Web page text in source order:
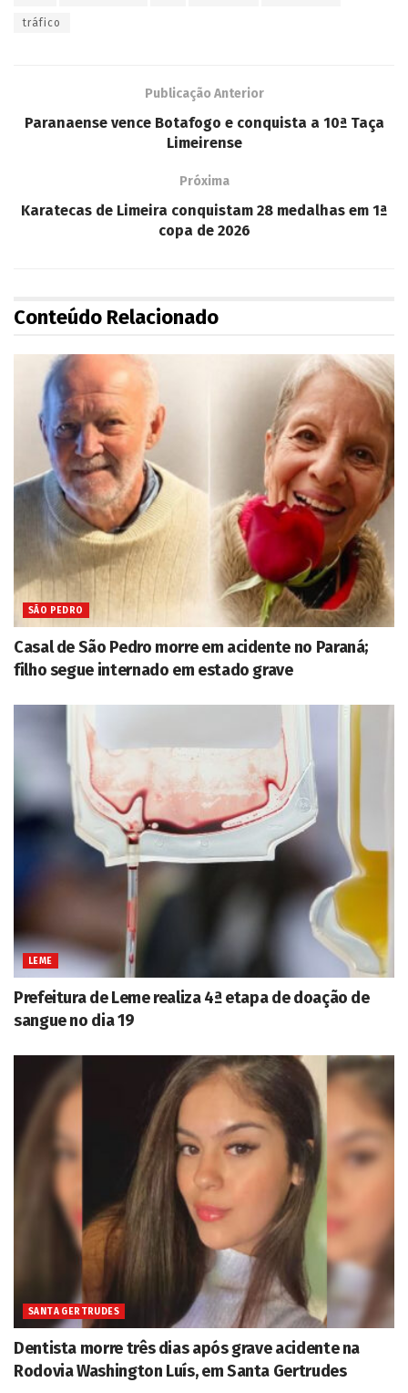
tráfico
Publicação Anterior
Paranaense vence Botafogo e conquista a 10ª Taça
Limeirense
Próxima
Karatecas de Limeira conquistam 28 medalhas em 1ª
copa de 2026
Conteúdo Relacionado
SÃO PEDRO
Casal de São Pedro morre em acidente no Paraná;
filho segue internado em estado grave
LEME
Prefeitura de Leme realiza 4ª etapa de doação de
sangue no dia 19
SANTA GERTRUDES
Dentista morre três dias após grave acidente na
Rodovia Washington Luís, em Santa Gertrudes